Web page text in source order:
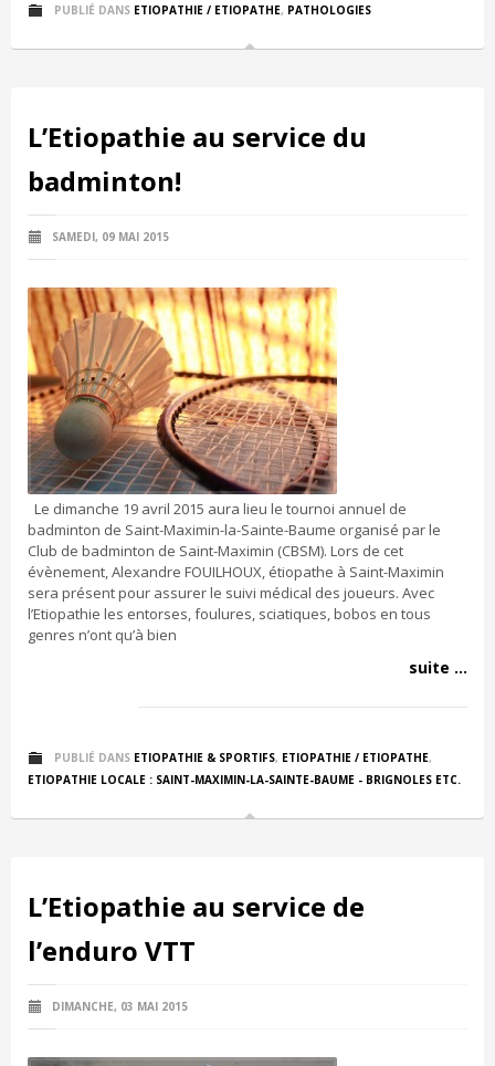
PUBLIÉ DANS ETIOPATHIE / ETIOPATHE, PATHOLOGIES
L’Etiopathie au service du
badminton!
SAMEDI, 09 MAI 2015
Le dimanche 19 avril 2015 aura lieu le tournoi annuel de
badminton de Saint-Maximin-la-Sainte-Baume organisé par le
Club de badminton de Saint-Maximin (CBSM). Lors de cet
évènement, Alexandre FOUILHOUX, étiopathe à Saint-Maximin
sera présent pour assurer le suivi médical des joueurs. Avec
l’Etiopathie les entorses, foulures, sciatiques, bobos en tous
genres n’ont qu’à bien
suite ...
PUBLIÉ DANS ETIOPATHIE & SPORTIFS, ETIOPATHIE / ETIOPATHE,
ETIOPATHIE LOCALE : SAINT-MAXIMIN-LA-SAINTE-BAUME - BRIGNOLES ETC.
L’Etiopathie au service de
l’enduro VTT
DIMANCHE, 03 MAI 2015